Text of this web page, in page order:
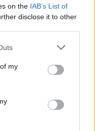
on the IAB’s List of
disclose it to other
one or more Google
You may click to
third-party tags to
in below Google
my
Μεσαίων και
θα έχουν την